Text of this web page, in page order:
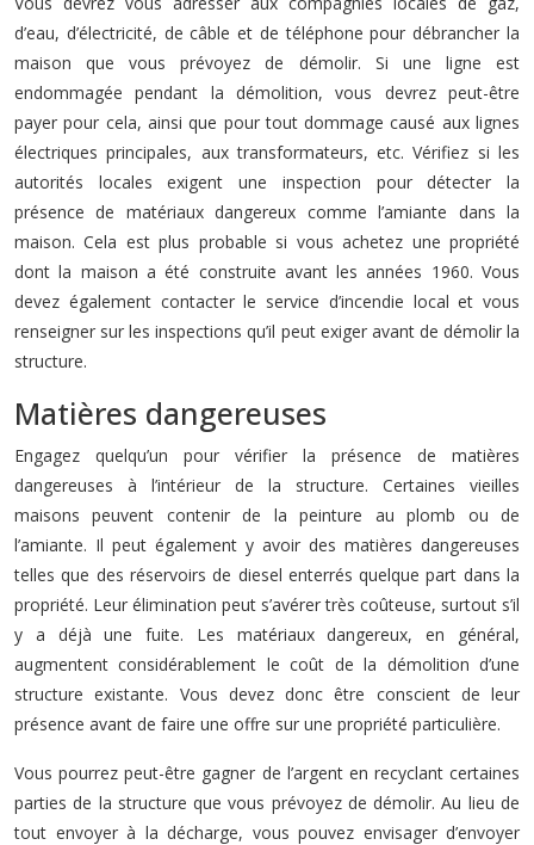
d’eau, d’électricité, de câble et de téléphone pour débrancher la
maison que vous prévoyez de démolir. Si une ligne est
endommagée pendant la démolition, vous devrez peut-être
payer pour cela, ainsi que pour tout dommage causé aux lignes
électriques principales, aux transformateurs, etc. Vérifiez si les
autorités locales exigent une inspection pour détecter la
présence de matériaux dangereux comme l’amiante dans la
maison. Cela est plus probable si vous achetez une propriété
dont la maison a été construite avant les années 1960. Vous
devez également contacter le service d’incendie local et vous
renseigner sur les inspections qu’il peut exiger avant de démolir la
structure.
Matières dangereuses
Engagez quelqu’un pour vérifier la présence de matières
dangereuses à l’intérieur de la structure. Certaines vieilles
maisons peuvent contenir de la peinture au plomb ou de
l’amiante. Il peut également y avoir des matières dangereuses
telles que des réservoirs de diesel enterrés quelque part dans la
propriété. Leur élimination peut s’avérer très coûteuse, surtout s’il
y a déjà une fuite. Les matériaux dangereux, en général,
augmentent considérablement le coût de la démolition d’une
structure existante. Vous devez donc être conscient de leur
présence avant de faire une offre sur une propriété particulière.
Vous pourrez peut-être gagner de l’argent en recyclant certaines
parties de la structure que vous prévoyez de démolir. Au lieu de
tout envoyer à la décharge, vous pouvez envisager d’envoyer